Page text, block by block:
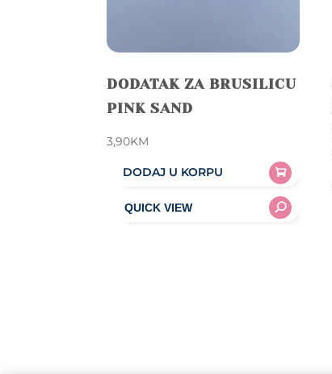
DODATAK ZA BRUSILICU
PINK SAND
3,90KM
DODAJ U KORPU